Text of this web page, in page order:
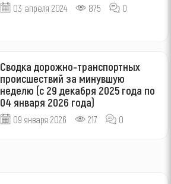
03 апреля 2024 875 0
Сводка дорожно-транспортных
происшествий за минувшую
неделю (с 29 декабря 2025 года по
04 января 2026 года)
09 января 2026 217 0